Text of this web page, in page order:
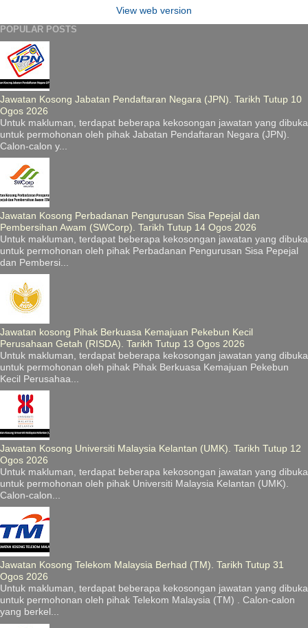
View web version
POPULAR POSTS
Jawatan Kosong Jabatan Pendaftaran Negara (JPN). Tarikh Tutup 10
Ogos 2026
Untuk makluman, terdapat beberapa kekosongan jawatan yang dibuka
untuk permohonan oleh pihak Jabatan Pendaftaran Negara (JPN).
Calon-calon y...
Jawatan Kosong Perbadanan Pengurusan Sisa Pepejal dan
Pembersihan Awam (SWCorp). Tarikh Tutup 14 Ogos 2026
Untuk makluman, terdapat beberapa kekosongan jawatan yang dibuka
untuk permohonan oleh pihak Perbadanan Pengurusan Sisa Pepejal
dan Pembersi...
Jawatan kosong Pihak Berkuasa Kemajuan Pekebun Kecil
Perusahaan Getah (RISDA). Tarikh Tutup 13 Ogos 2026
Untuk makluman, terdapat beberapa kekosongan jawatan yang dibuka
untuk permohonan oleh pihak Pihak Berkuasa Kemajuan Pekebun
Kecil Perusahaa...
Jawatan Kosong Universiti Malaysia Kelantan (UMK). Tarikh Tutup 12
Ogos 2026
Untuk makluman, terdapat beberapa kekosongan jawatan yang dibuka
untuk permohonan oleh pihak Universiti Malaysia Kelantan (UMK).
Calon-calon...
Jawatan Kosong Telekom Malaysia Berhad (TM). Tarikh Tutup 31
Ogos 2026
Untuk makluman, terdapat beberapa kekosongan jawatan yang dibuka
untuk permohonan oleh pihak Telekom Malaysia (TM) . Calon-calon
yang berkel...